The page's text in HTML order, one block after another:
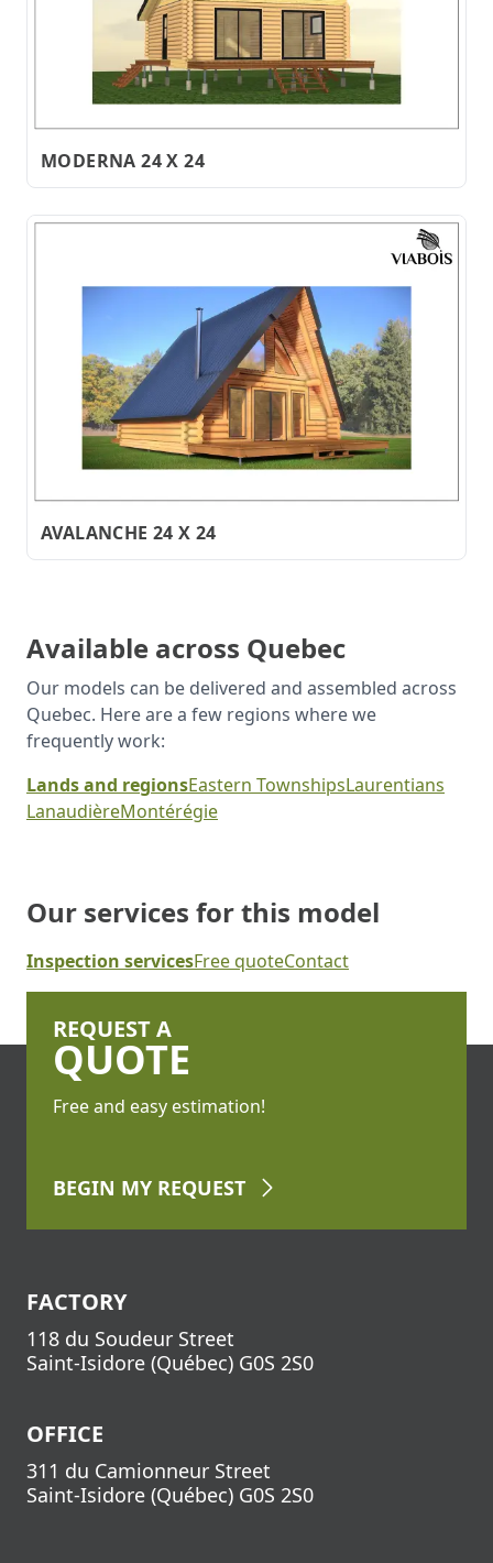
MODERNA 24 X 24
AVALANCHE 24 X 24
Available across Quebec
Our models can be delivered and assembled across
Quebec. Here are a few regions where we
frequently work:
Lands and regionsEastern TownshipsLaurentians
LanaudièreMontérégie
Our services for this model
Inspection servicesFree quoteContact
FACTORY
118 du Soudeur Street
Saint-Isidore (Québec) G0S 2S0
OFFICE
311 du Camionneur Street
Saint-Isidore (Québec) G0S 2S0
REQUEST A
QUOTE
Free and easy estimation!
BEGIN MY REQUEST